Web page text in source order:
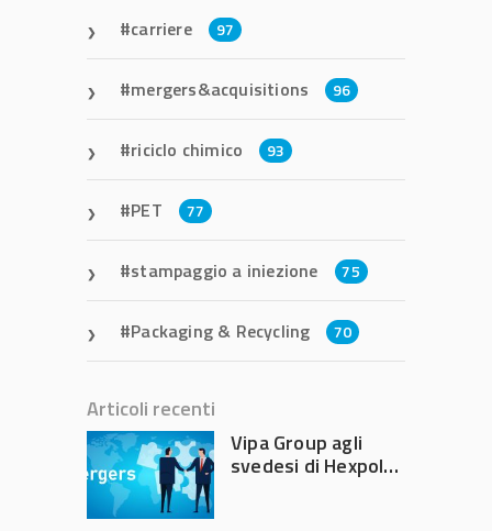
carriere 97
mergers&acquisitions 96
riciclo chimico 93
PET 77
stampaggio a iniezione 75
Packaging & Recycling 70
Articoli recenti
Vipa Group agli
svedesi di Hexpol